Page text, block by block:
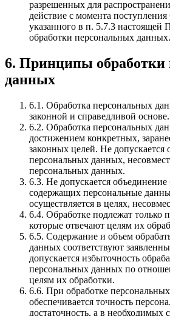
разрешенных для
действие с момента
указанного в п. 5.7.3
обработки персональных данных.
6. Принципы обработки
данных
6.1. Обработка персональных
законной и справедливой основе.
6.2. Обработка персональных
достижением конкретных,
законных целей. Не допускается
персональных данных,
персональных данных.
6.3. Не допускается объединение
содержащих персональные
осуществляется в целях,
6.4. Обработке подлежат только
которые отвечают целям их
6.5. Содержание и объем
данных соответствуют
допускается избыточность
персональных данных по
целям их обработки.
6.6. При обработке
обеспечивается точность
достаточность, а в необходимых